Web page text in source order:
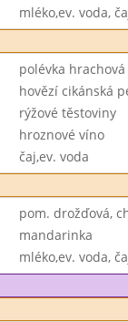
mléko,ev. voda,
polévka
hovězí cikánská
rýžové těstoviny
hroznové víno
čaj,ev. voda
pom. drožďová,
mandarinka
mléko,ev. voda,